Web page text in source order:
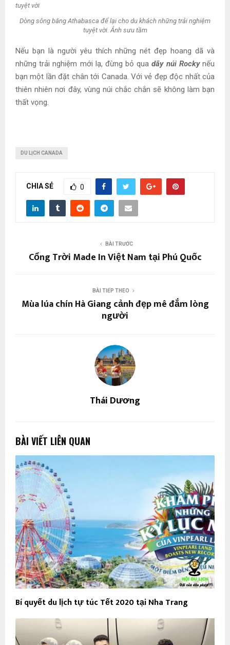
Dòng sông băng Athabasca để lại cho du khách những trải nghiệm
tuyệt vời. Ảnh sưu tầm
Nếu bạn là người yêu thích những nét đẹp hoang dã và
những trải nghiệm mới lạ, đừng bỏ qua dãy núi Rocky nếu
bạn một lần đặt chân tới Canada. Với vẻ đẹp độc nhất của
thiên nhiên nơi đây, vùng núi chắc chắn sẽ không làm bạn
thất vọng.
DU LỊCH CANADA
CHIA SẺ 0
BÀI TRƯỚC
Cổng Trời Made In Việt Nam tại Phú Quốc
BÀI TIẾP THEO
Mùa lúa chín Hà Giang cảnh đẹp mê đắm lòng
người
Thái Dương
BÀI VIẾT LIÊN QUAN
Bí quyết du lịch tự túc Tết 2020 tại Nha Trang